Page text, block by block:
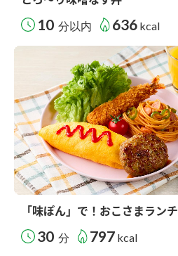
10 分以内 636 kcal
「味ぽん」で！おこさまランチ
30 分 797 kcal